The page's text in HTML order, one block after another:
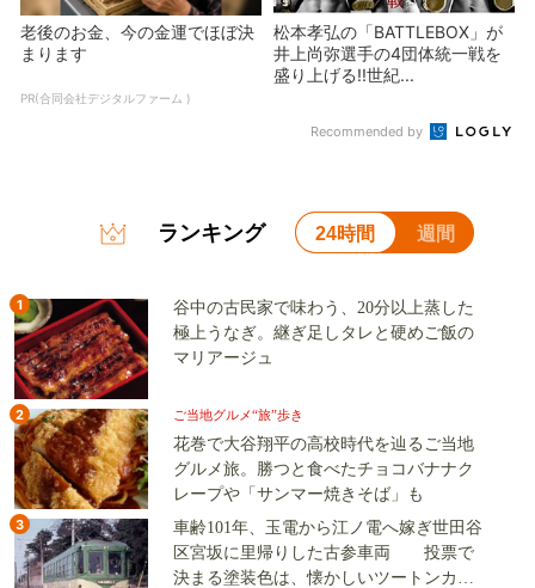
老後のお金、今の金運でほぼ決
まります
PR(合同会社デジタルファーム )
松本孝弘の「BATTLEBOX」が
井上尚弥選手の4団体統一戦を
盛り上げる!!世紀...
Recommended by
ランキング 24時間 週間
1
谷中の古民家で味わう、20分以上蒸した
極上うなぎ。継ぎ足しタレと硬めご飯の
マリアージュ
2 ご当地グルメ“旅”歩き
花巻で大谷翔平の高校時代を辿るご当地
グルメ旅。勝つと食べたチョコバナナク
レープや「サンマー焼きそば」も
3
車齢101年、玉電から江ノ電へ嫁ぎ世田谷
区宮坂に里帰りした古参車両 投票で
決まる塗装色は、懐かしいツートンカラ